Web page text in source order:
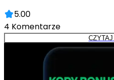
5.00
4 Komentarze